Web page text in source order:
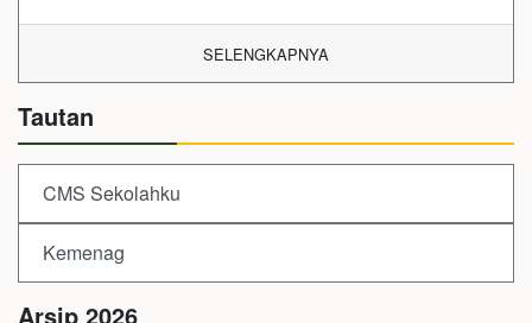
SELENGKAPNYA
Tautan
CMS Sekolahku
Kemenag
Arsip 2026